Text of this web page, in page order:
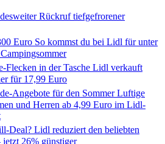
Rückruf tiefgefrorener
Euro So kommst du bei Lidl für unter
Flecken in der Tasche Lidl verkauft
für 17,99 Euro
Angebote für den SommerLuftige
und Herren ab 4,99 Euro im Lidl-
Deal? Lidl reduziert den beliebten
26% günstiger